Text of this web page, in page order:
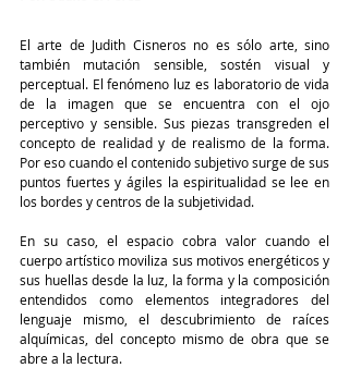
El arte de Judith Cisneros no es sólo arte, sino
también mutación sensible, sostén visual y
perceptual. El fenómeno luz es laboratorio de vida
de la imagen que se encuentra con el ojo
perceptivo y sensible. Sus piezas transgreden el
concepto de realidad y de realismo de la forma.
Por eso cuando el contenido subjetivo surge de sus
puntos fuertes y ágiles la espiritualidad se lee en
los bordes y centros de la subjetividad.
En su caso, el espacio cobra valor cuando el
cuerpo artístico moviliza sus motivos energéticos y
sus huellas desde la luz, la forma y la composición
entendidos como elementos integradores del
lenguaje mismo, el descubrimiento de raíces
alquímicas, del concepto mismo de obra que se
abre a la lectura.